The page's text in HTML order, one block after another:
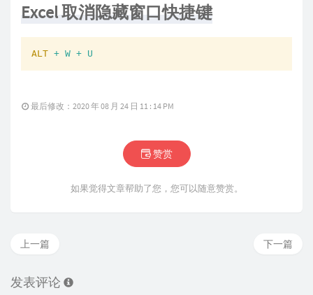
Excel 取消隐藏窗口快捷键
ALT + W + U
最后修改：2020 年 08 月 24 日 11 : 14 PM
赞赏
如果觉得文章帮助了您，您可以随意赞赏。
下一篇
上一篇
发表评论